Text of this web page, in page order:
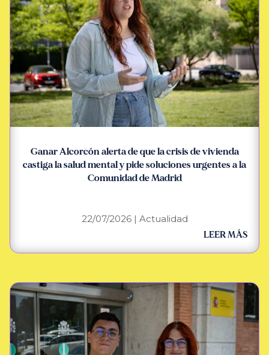
Ganar Alcorcón alerta de que la crisis de vivienda
castiga la salud mental y pide soluciones urgentes a la
Comunidad de Madrid
22/07/2026| Actualidad
LEER MÁS